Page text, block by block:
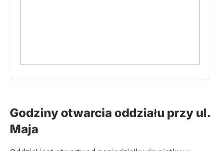
Godziny otwarcia oddziału przy ul.
Maja